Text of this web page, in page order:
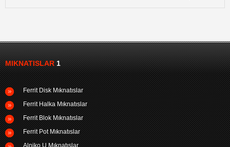
MIKNATISLAR1
Ferrit Disk Mıknatıslar
Ferrit Halka Mıknatıslar
Ferrit Blok Mıknatıslar
Ferrit Pot Mıknatıslar
Alniko U Mıknatıslar